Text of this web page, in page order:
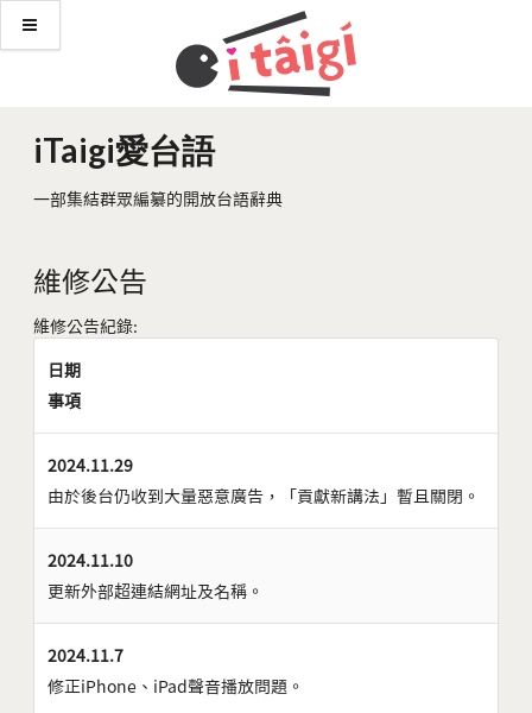
iTaigi愛台語
一部集結群眾編纂的開放台語辭典
維修公告
維修公告紀錄:
日期
事項
2024.11.29
由於後台仍收到大量惡意廣告，「貢獻新講法」暫且關閉。
2024.11.10
更新外部超連結網址及名稱。
2024.11.7
修正iPhone、iPad聲音播放問題。